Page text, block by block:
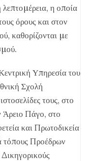
η οποία
όρους και στον
καθορίζονται µε
Υπηρεσία του
Σχολή
τους, στο
Άρειο Πάγο, στο
και Πρωτοδικεία
τόπους Προέδρων